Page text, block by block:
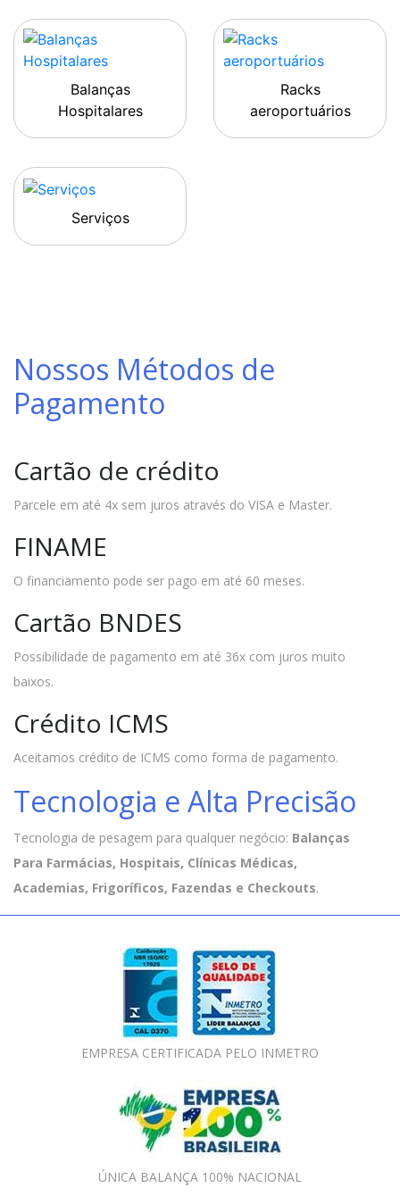
Balanças
Hospitalares
Racks
aeroportuários
Serviços
Nossos Métodos de
Pagamento
Cartão de crédito
Parcele em até 4x sem juros através do VISA e Master.
FINAME
O financiamento pode ser pago em até 60 meses.
Cartão BNDES
Possibilidade de pagamento em até 36x com juros muito
baixos.
Crédito ICMS
Aceitamos crédito de ICMS como forma de pagamento.
Tecnologia e Alta Precisão
Tecnologia de pesagem para qualquer negócio: Balanças
Para Farmácias, Hospitais, Clínicas Médicas,
Academias, Frigoríficos, Fazendas e Checkouts.
EMPRESA CERTIFICADA PELO INMETRO
ÚNICA BALANÇA 100% NACIONAL